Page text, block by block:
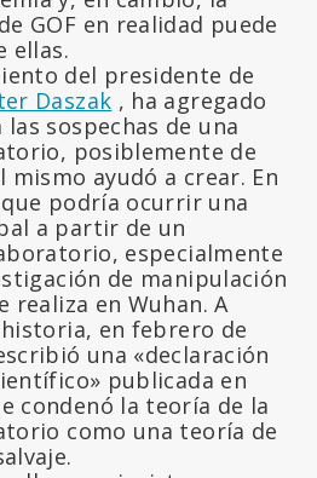
GOF en realidad puede
ellas.
del presidente de
Daszak , ha agregado
sospechas de una
posiblemente de
mismo ayudó a crear. En
podría ocurrir una
a partir de un
especialmente
de manipulación
realiza en Wuhan. A
en febrero de
una «declaración
publicada en
condenó la teoría de la
como una teoría de